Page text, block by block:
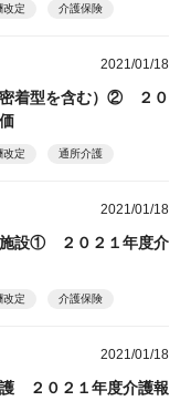
改定 介護保険
2021/01/18
密着型を含む）② ２０
改定 通所介護
2021/01/18
施設① ２０２１年度介
改定 介護保険
2021/01/18
護 ２０２１年度介護報